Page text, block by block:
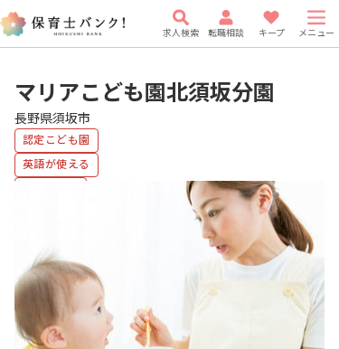
求人検索 転職相談 キープ メニュー
マリアこども園北須坂分園
長野県須坂市
認定こども園
英語が使える
研修充実
車通勤可
駅近5分以内
WEB面接OK